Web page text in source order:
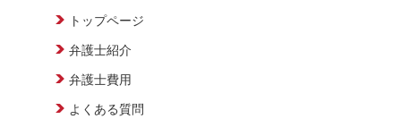
トップページ
弁護士紹介
弁護士費用
よくある質問